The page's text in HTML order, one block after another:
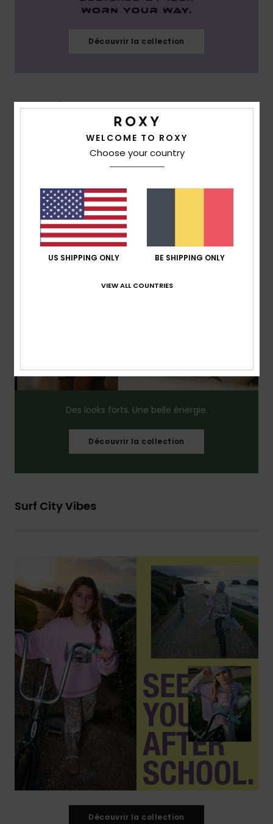
Découvrir la collection
Oceanside
Des looks forts. Une belle énergie.​
Découvrir la collection
Surf City Vibes
Découvrir la collection
WELCOME TO ROXY
Choose your country
US SHIPPING ONLY BE SHIPPING ONLY
VIEW ALL COUNTRIES